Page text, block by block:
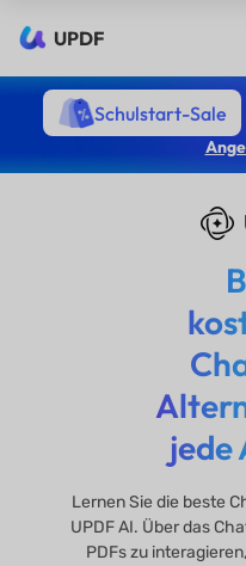
UPDF
Schulstart-Sale
jede
Lernen Sie die beste
UPDF AI. Über das
PDFs zu